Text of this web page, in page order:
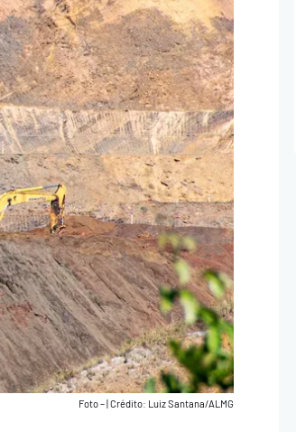
Foto –|Crédito: Luiz Santana/ALMG